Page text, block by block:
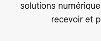
solutions
recevoir et